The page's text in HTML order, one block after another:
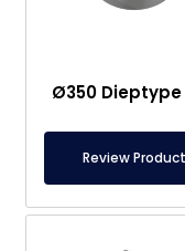
Review Product